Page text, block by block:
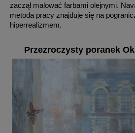
zaczął malować farbami olejnymi.
metoda pracy znajduje się na
hiperrealizmem.
Przezroczysty poranek